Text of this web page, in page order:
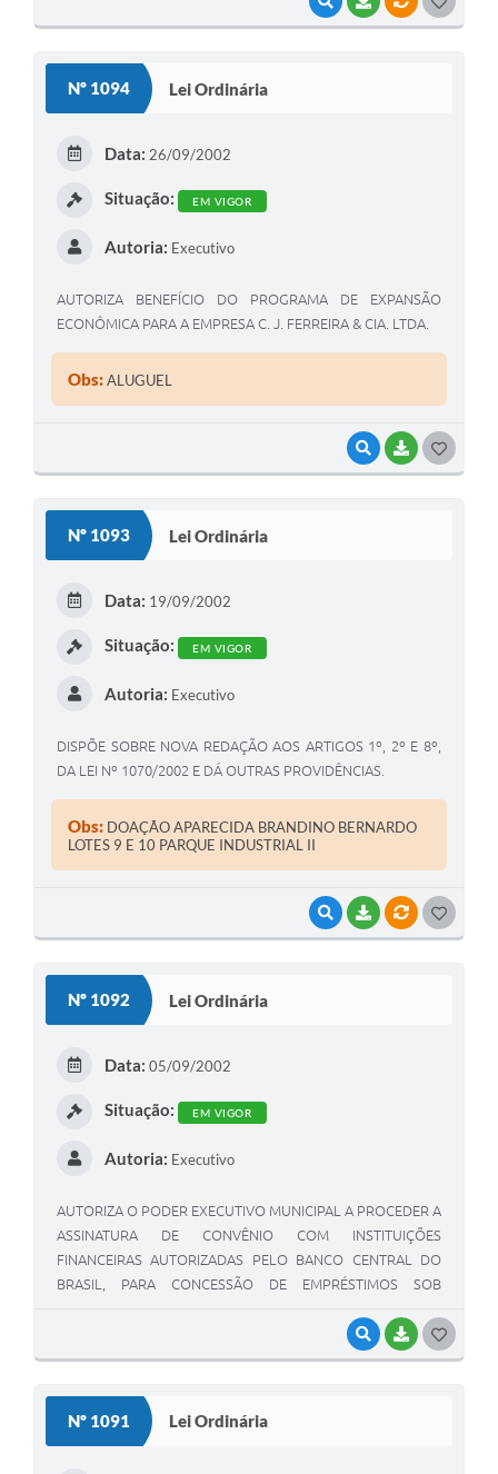
Nº 1094 Lei Ordinária
VISUALIZAR
BAIXAR
Data: 26/09/2002
Situação: EM VIGOR
Autoria: Executivo
AUTORIZA BENEFÍCIO DO PROGRAMA DE EXPANSÃO
ECONÔMICA PARA A EMPRESA C. J. FERREIRA & CIA. LTDA.
Obs:ALUGUEL
Nº 1093 Lei Ordinária
VISUALIZAR
BAIXARVÍNCULOS
Data: 19/09/2002
Situação: EM VIGOR
Autoria: Executivo
DISPÕE SOBRE NOVA REDAÇÃO AOS ARTIGOS 1º, 2º E 8º,
DA LEI Nº 1070/2002 E DÁ OUTRAS PROVIDÊNCIAS.
Obs: DOAÇÃO APARECIDA BRANDINO BERNARDO
LOTES 9 E 10 PARQUE INDUSTRIAL II
Nº 1092 Lei Ordinária
VISUALIZAR
BAIXAR
Data: 05/09/2002
Situação: EM VIGOR
Autoria: Executivo
AUTORIZA O PODER EXECUTIVO MUNICIPAL A PROCEDER A
ASSINATURA DE CONVÊNIO COM INSTITUIÇÕES
FINANCEIRAS AUTORIZADAS PELO BANCO CENTRAL DO
BRASIL, PARA CONCESSÃO DE EMPRÉSTIMOS SOB
SERVIDORES PÚBLICOS MUNICIPAIS COM ESTABILIDADE
CONSTITUCIONAL.
Nº 1091 Lei Ordinária